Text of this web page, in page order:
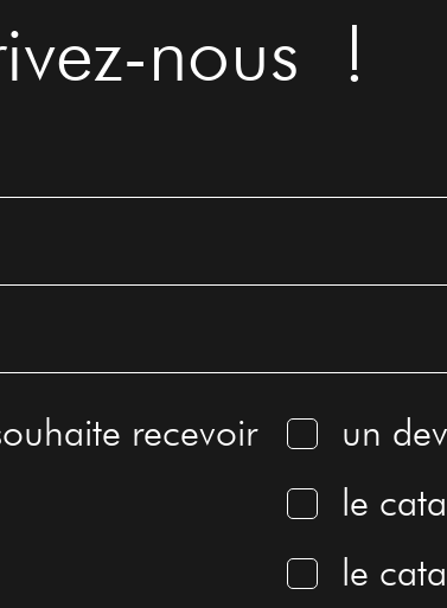
nous !
recevoir
un
le
le